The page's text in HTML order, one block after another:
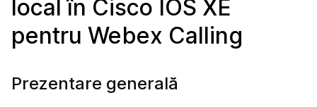
local în Cisco IOS XE
pentru Webex Calling
Prezentare generală